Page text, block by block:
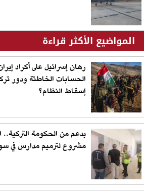
المواضيع الأكثر قراءة
رهان إسرائيل على أكراد
الحسابات الخاطئة ودور
إسقاط النظام؟
بدعم من الحكومة التركية..
مشروع لترميم مدارس في